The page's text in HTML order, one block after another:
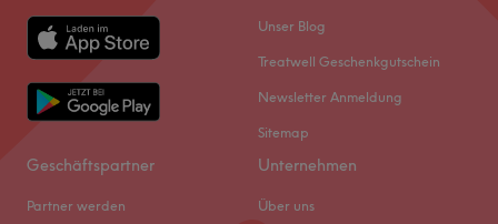
Unser Blog
Treatwell Geschenkgutschein
Newsletter Anmeldung
Sitemap
Geschäftspartner
Partner werden
Unternehmen
Über uns